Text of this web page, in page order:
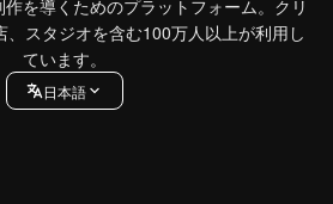
を導くためのプラットフォーム。クリ
、スタジオを含む100万人以上が利用し
ています。
日本語